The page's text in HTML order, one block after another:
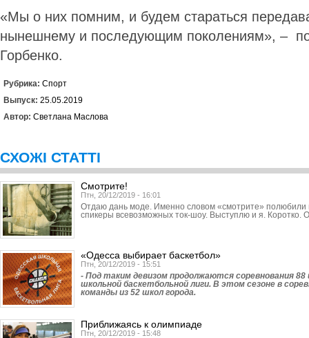
«Мы о них помним, и будем стараться
нынешнему и последующим поколениям», –
Горбенко.
Рубрика: Спорт
Выпуск: 25.05.2019
Автор: Светлана Маслова
СХОЖІ СТАТТІ
Смотрите!
Птн, 20/12/2019 - 16:01
Отдаю дань моде. Именно словом «смотрите» полюбили
спикеры всевозможных ток-шоу. Выступлю и я. Коротко.
«Одесса выбирает баскетбол»
Птн, 20/12/2019 - 15:51
- Под таким девизом продолжаются соревнования
школьной баскетбольной лиги. В этом сезоне в
команды из 52 школ города.
Приближаясь к олимпиаде
Птн, 20/12/2019 - 15:48